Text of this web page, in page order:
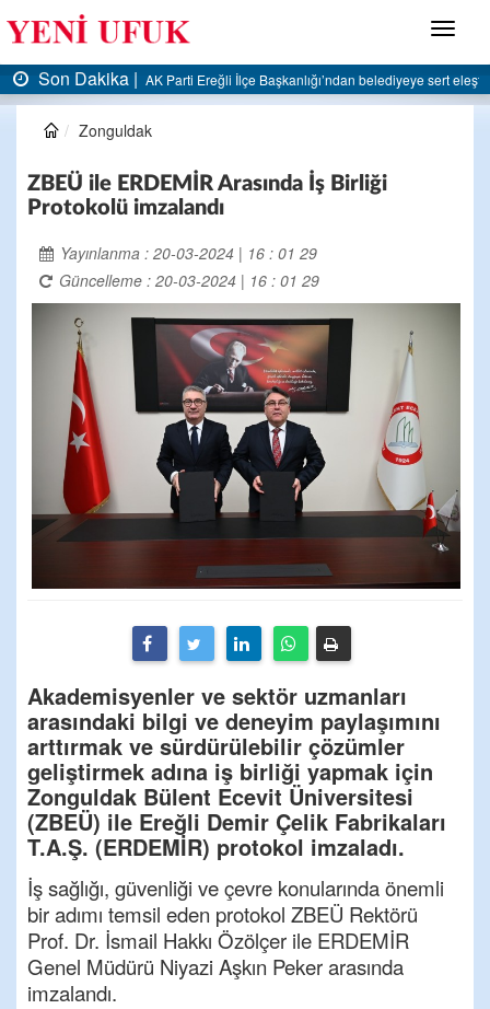
Menü
Son Dakika | Türkiye’nin 401. büyük sanayi kuruluşu Çınar Boru’nun
Zonguldak
ZBEÜ ile ERDEMİR Arasında İş Birliği
Protokolü imzalandı
Yayınlanma : 20-03-2024 | 16 : 01 29
Güncelleme : 20-03-2024 | 16 : 01 29
Akademisyenler ve sektör uzmanları
arasındaki bilgi ve deneyim paylaşımını
arttırmak ve sürdürülebilir çözümler
geliştirmek adına iş birliği yapmak için
Zonguldak Bülent Ecevit Üniversitesi
(ZBEÜ) ile Ereğli Demir Çelik Fabrikaları
T.A.Ş. (ERDEMİR) protokol imzaladı.
İş sağlığı, güvenliği ve çevre konularında önemli
bir adımı temsil eden protokol ZBEÜ Rektörü
Prof. Dr. İsmail Hakkı Özölçer ile ERDEMİR
Genel Müdürü Niyazi Aşkın Peker arasında
imzalandı.